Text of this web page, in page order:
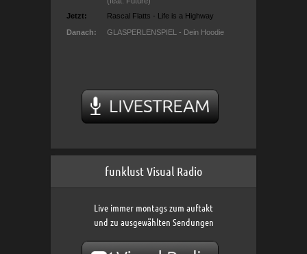
funklust Visual Radio
Live immer montags zum auftakt
und zu ausgewählten Sendungen